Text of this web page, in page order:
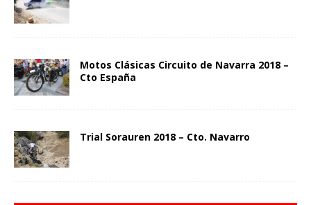
Motos Clásicas Circuito de Navarra 2018 –
Cto España
Trial Sorauren 2018 – Cto. Navarro